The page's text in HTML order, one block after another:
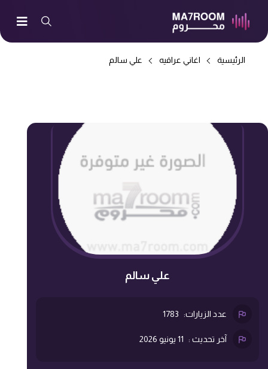
الرئيسية اغاني عراقيه علي سالم
علي سالم
عدد الزيارات: 1783
آخر تحديث : 11 يونيو 2026